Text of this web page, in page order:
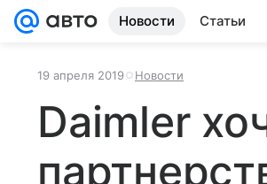
Новости Статьи
19 апреля 2019 Новости
Daimler